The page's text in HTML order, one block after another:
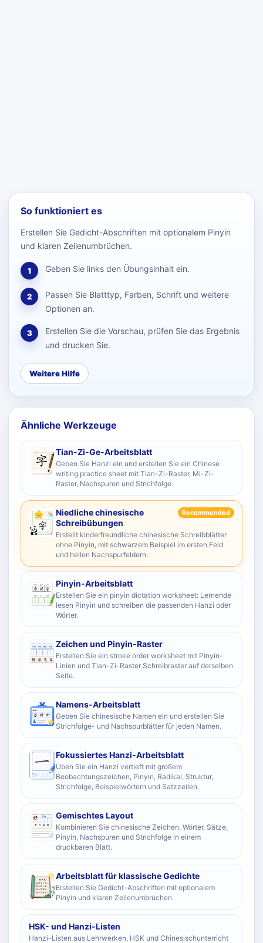
So funktioniert es
Erstellen Sie Gedicht-Abschriften mit optionalem Pinyin
und klaren Zeilenumbrüchen.
1 Geben Sie links den Übungsinhalt ein.
2
Passen Sie Blatttyp, Farben, Schrift und weitere
Optionen an.
3
Erstellen Sie die Vorschau, prüfen Sie das Ergebnis
und drucken Sie.
Weitere Hilfe
Ähnliche Werkzeuge
Tian-Zi-Ge-Arbeitsblatt
Geben Sie Hanzi ein und erstellen Sie ein Chinese
writing practice sheet mit Tian-Zi-Raster, Mi-Zi-
Raster, Nachspuren und Strichfolge.
Niedliche chinesische
Schreibübungen
Recommended
Erstellt kinderfreundliche chinesische Schreibblätter
ohne Pinyin, mit schwarzem Beispiel im ersten Feld
und hellen Nachspurfeldern.
Pinyin-Arbeitsblatt
Erstellen Sie ein pinyin dictation worksheet: Lernende
lesen Pinyin und schreiben die passenden Hanzi oder
Wörter.
Zeichen und Pinyin-Raster
Erstellen Sie ein stroke order worksheet mit Pinyin-
Linien und Tian-Zi-Raster Schreibraster auf derselben
Seite.
Namens-Arbeitsblatt
Geben Sie chinesische Namen ein und erstellen Sie
Strichfolge- und Nachspurblätter für jeden Namen.
Fokussiertes Hanzi-Arbeitsblatt
Üben Sie ein Hanzi vertieft mit großem
Beobachtungszeichen, Pinyin, Radikal, Struktur,
Strichfolge, Beispielwörtern und Satzzeilen.
Gemischtes Layout
Kombinieren Sie chinesische Zeichen, Wörter, Sätze,
Pinyin, Nachspuren und Strichfolge in einem
druckbaren Blatt.
Arbeitsblatt für klassische Gedichte
Erstellen Sie Gedicht-Abschriften mit optionalem
Pinyin und klaren Zeilenumbrüchen.
HSK- und Hanzi-Listen
Hanzi-Listen aus Lehrwerken, HSK und Chinesischunterricht